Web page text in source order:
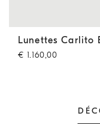
Lunettes Carlito B.
Lunettes Carlito
€ 1.160,00